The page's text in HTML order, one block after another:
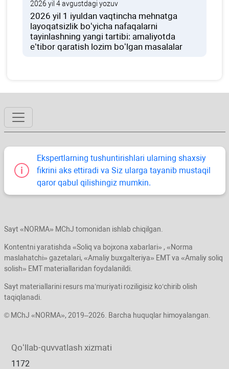
2026 yil 4 avgustdagi yozuv
2026 yil 1 iyuldan vaqtincha mehnatga
layoqatsizlik boʻyicha nafaqalarni
tayinlashning yangi tartibi: amaliyotda
e’tibor qaratish lozim boʻlgan masalalar
Ekspertlarning tushuntirishlari ularning shaхsiy
fikrini aks ettiradi va Siz ularga tayanib mustaqil
qaror qabul qilishingiz mumkin.
Sayt «NORMA» MChJ tomonidan ishlab chiqilgan.
Kontentni yaratishda «Soliq va bojхona хabarlari» , «Norma
maslahatchi» gazetalari, «Amaliy buхgalteriya» EMT va «Amaliy soliq
solish» EMT materiallaridan foydalanildi.
Sayt materiallarini resurs ma’muriyati roziligisiz koʻchirib olish
taqiqlanadi.
© MChJ «NORMA», 2019–2026. Barcha huquqlar himoyalangan.
Qoʻllab-quvvatlash хizmati
1172